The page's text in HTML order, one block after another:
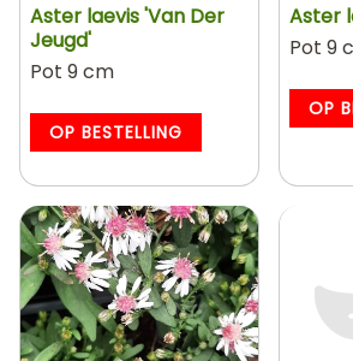
Aster laevis 'Van Der
Jeugd'
Pot 9 cm
OP BESTELLING
Aster
Pot 9
OP